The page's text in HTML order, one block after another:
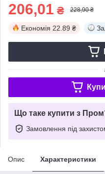
206,01 ₴ 228,90 ₴
Економія 22.89 ₴
Що таке купити з
Замовлення під
Опис Характеристики